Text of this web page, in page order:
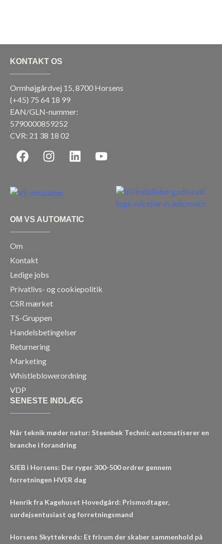
KONTAKT OS
Ormhøjgårdvej 15, 8700 Horsens
(+45) 75 64 18 99
EAN/GLN-nummer:
5790000859252
CVR: 21 38 18 02
F
a
e
b
o
k
I
n
t
a
r
a
L
i
i
Y
o
OM VS AUTOMATIC
Om
Kontakt
Ledige jobs
Privatlivs- og cookiepolitik
CSR mærket
TS-Gruppen
Handelsbetingelser
Returnering
Marketing
Whistleblowerordning
VDP
SENESTE INDLÆG
Når teknik møder natur: Steenbek Technic automatiserer en
branche i forandring
SJEB i Horsens: Der ryger 300-500 ordrer gennem
forretningen HVER dag
Henrik fra Kagehuset Hovedgård: Prismodtager,
surdejsentusiast og forretningsmand
Horsens Skyttekreds: Et frirum der skaber sammenhold på